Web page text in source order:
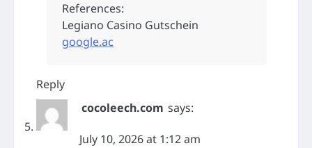
References:
Legiano Casino Gutschein
google.ac
Reply
cocoleech.com says:
July 10, 2026 at 1:12 am